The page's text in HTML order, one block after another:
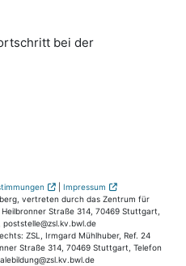
bei der
|
Impressum
vertreten durch das Zentrum für
Straße 314, 70469 Stuttgart,
ZSL, Irmgard Mühlhuber, Ref. 24
Straße 314, 70469 Stuttgart, Telefon